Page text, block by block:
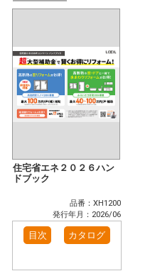
住宅省エネ２０２６ハン
ドブック
品番：XH1200
発行年月：2026/06
目次 カタログ